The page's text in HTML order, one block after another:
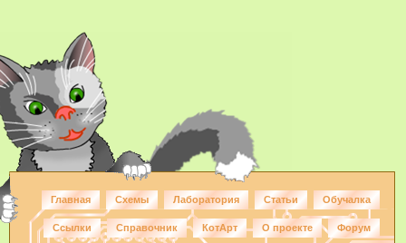
Главная Схемы Лаборатория Статьи Обучалка
Ссылки Справочник КотАрт О проекте Форум